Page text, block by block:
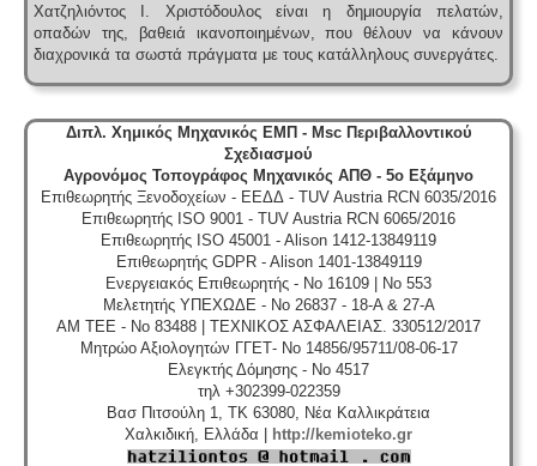
Χατζηλιόντος Ι. Χριστόδουλος είναι η δημιουργία πελατών,
οπαδών της, βαθειά ικανοποιημένων, που θέλουν να κάνουν
διαχρονικά τα σωστά πράγματα με τους κατάλληλους συνεργάτες.
Διπλ. Χημικός Μηχανικός ΕΜΠ - Msc Περιβαλλοντικού
Σχεδιασμού
Αγρονόμος Τοπογράφος Μηχανικός ΑΠΘ - 5ο Εξάμηνο
Επιθεωρητής Ξενοδοχείων - ΕΕΔΔ - TUV Austria RCN 6035/2016
Επιθεωρητής ISO 9001 - TUV Austria RCN 6065/2016
Επιθεωρητής ISO 45001 - Alison 1412-13849119
Επιθεωρητής GDPR - Alison 1401-13849119
Ενεργειακός Επιθεωρητής - No 16109 | No 553
Μελετητής ΥΠΕΧΩΔΕ - No 26837 - 18-A & 27-A
ΑΜ ΤΕΕ - No 83488 | ΤΕΧΝΙΚΟΣ ΑΣΦΑΛΕΙΑΣ. 330512/2017
Μητρώο Αξιολογητών ΓΓΕΤ- No 14856/95711/08-06-17
Ελεγκτής Δόμησης - No 4517
τηλ +302399-022359
Βασ Πιτσούλη 1, TK 63080, Νέα Καλλικράτεια
Χαλκιδική, Ελλάδα | http://kemioteko.gr